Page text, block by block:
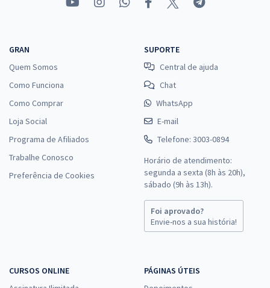
GRAN
Quem Somos
Como Funciona
Como Comprar
Loja Social
Programa de Afiliados
Trabalhe Conosco
Preferência de Cookies
SUPORTE
Central de ajuda
Chat
WhatsApp
E-mail
Telefone: 3003-0894
Horário de atendimento:
segunda a sexta (8h às 20h),
sábado (9h às 13h).
Foi aprovado?
Envie-nos a sua história!
CURSOS ONLINE
PÁGINAS ÚTEIS